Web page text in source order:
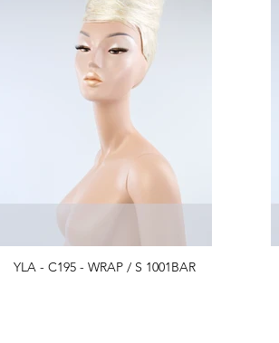
YLA - C195 - WRAP / S 1001BAR